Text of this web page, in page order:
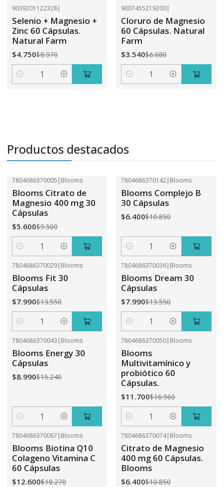
9039201122328|
Selenio + Magnesio +
Zinc 60 Cápsulas.
Natural Farm
$4.750$8.970
Cantidad
9007455219200|
Cloruro de Magnesio
60 Cápsulas. Natural
Farm
$3.540$6.680
Cantidad
Productos destacados
7804686370005 | Blooms
Blooms Citrato de
Magnesio 400 mg 30
Cápsulas
$5.600$9.500
Cantidad
7804686370142| Blooms
Blooms Complejo B
30 Cápsulas
$6.400$10.850
Cantidad
7804686370029| Blooms
Blooms Fit 30
Cápsulas
$7.990$13.550
Cantidad
7804686370036| Blooms
Blooms Dream 30
Cápsulas
$7.990$13.550
Cantidad
7804686370043 | Blooms
Blooms Energy 30
Cápsulas
$8.990$15.240
Cantidad
7804686370050| Blooms
Blooms
Multivitamínico y
probiótico 60
Cápsulas.
$11.700$16.960
Cantidad
7804686370067 | Blooms
Blooms Biotina Q10
Colageno Vitamina C
60 Cápsulas
$12.600$18.270
7804686370074| Blooms
Citrato de Magnesio
400 mg 60 Cápsulas.
Blooms
$6.400$10.850